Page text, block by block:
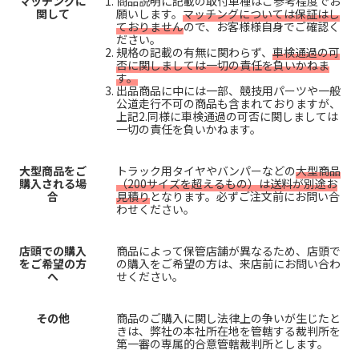
関して
願いします。 マッチングについては保証はし
ておりませんので、お客様様自身でご確認く
ださい。
規格の記載の有無に関わらず、 車検通過の可
否に関しましては一切の責任を負いかねま
す。
出品商品に中には一部、競技用パーツや一般
公道走行不可の商品も含まれておりますが、
上記2.同様に車検通過の可否に関しましては
一切の責任を負いかねます。
大型商品をご
購入される場
合
トラック用タイヤやバンパーなどの大型商品
（200サイズを超えるもの）は送料が別途お
見積りとなります。必ずご注文前にお問い合
わせください。
店頭での購入
をご希望の方
へ
商品によって保管店舗が異なるため、店頭で
の購入をご希望の方は、来店前にお問い合わ
せください。
その他
商品のご購入に関し法律上の争いが生じたと
きは、弊社の本社所在地を管轄する裁判所を
第一審の専属的合意管轄裁判所とします。